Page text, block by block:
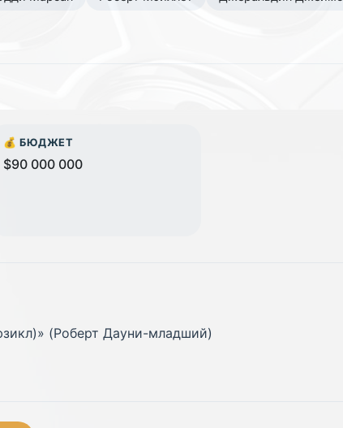
💰 БЮДЖЕТ
$90 000 000
(Роберт Дауни-младший)